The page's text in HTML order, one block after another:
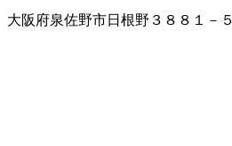
大阪府泉佐野市日根野３８８１－５